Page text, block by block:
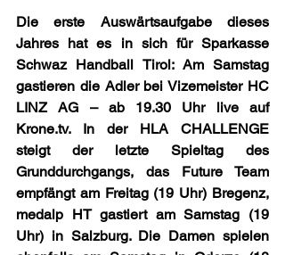
Die erste Auswärtsaufgabe dieses
Jahres hat es in sich für Sparkasse
Schwaz Handball Tirol: Am Samstag
gastieren die Adler bei Vizemeister HC
LINZ AG – ab 19.30 Uhr live auf
Krone.tv. In der HLA CHALLENGE
steigt der letzte Spieltag des
Grunddurchgangs, das Future Team
empfängt am Freitag (19 Uhr) Bregenz,
medalp HT gastiert am Samstag (19
Uhr) in Salzburg. Die Damen spielen